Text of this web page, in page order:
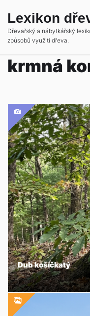
the
content
Lexikon
Dřevařský a nábytkářský
způsobů využití dřeva.
krmná
Dub košíčkatý